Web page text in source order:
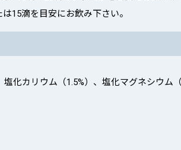
15滴を目安にお飲み下さい。
化カリウム（1.5%）、塩化マグネシウム